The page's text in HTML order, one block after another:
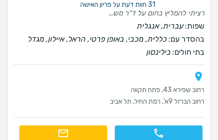
31 חוות דעת על פריון האישה
רציתי להמליץ בחום על ד"ר משה רויבורט. רופא מקצועי, אנושי, קשוב ואכפתי. בשעה טובה סיימנו תהליך לא פשוט שבסופו נולד לבעלי ולי בן בכור ב29.1.26. רוצה להודות על הליווי, ההכוונה, התמיכה. הניסיון הרב שלו , הרוגע, הבטחון השרה בנו המון תקווה ואמונה. גם ברגעי משבר מילה טובה שלו גרמה לי לא לאבד תקוה ולהאמין שנצליח. אחרי כמה רופאים שביקרנו מצאנו אצלו את התמיכה והאוזן הקשבת יחד עם מקצועיות, אנושיות אינסופית ורגישות. וידעתי שארצה שהוא ילווה אותי בתהליך הזה. מאושרים ומודים עד אין קץ על האוצר הקטן שלנו, על הנס הזה. שהלב לא מפסיק להתפוצץ מאהבה אליו. מעריכים ומודים שוב על הזכות שהפכת אותנו להורים. ותודה רבה לדפנה המזכירה המקסימה שלו, כל כך זמינה, קשובה, תומכת ומנסה לעזור תמיד . מעריכים מאוד ומודים שוב שנקראתם בדרכינו.
שפות:עברית, אנגלית
בהסדר עם:כללית, מכבי, באופן פרטי, הראל, איילון, מגדל
בתי חולים: בילינסון
רחוב שפירא 43, פתח תקווה
רחוב הברזל 9א', רמת החיל, תל אביב